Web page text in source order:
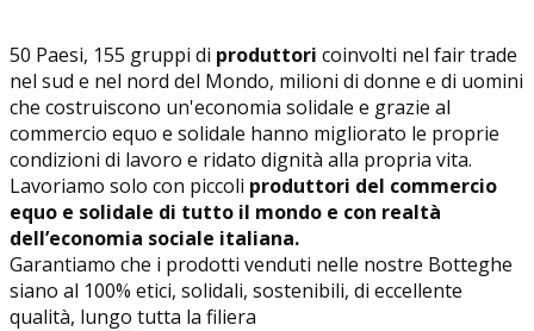
50 Paesi, 155 gruppi di produttori coinvolti nel fair trade
nel sud e nel nord del Mondo, milioni di donne e di uomini
che costruiscono un'economia solidale e grazie al
commercio equo e solidale hanno migliorato le proprie
condizioni di lavoro e ridato dignità alla propria vita.
Lavoriamo solo con piccoli produttori del commercio
equo e solidale di tutto il mondo e con realtà
dell’economia sociale italiana.
Garantiamo che i prodotti venduti nelle nostre Botteghe
siano al 100% etici, solidali, sostenibili, di eccellente
qualità, lungo tutta la filiera